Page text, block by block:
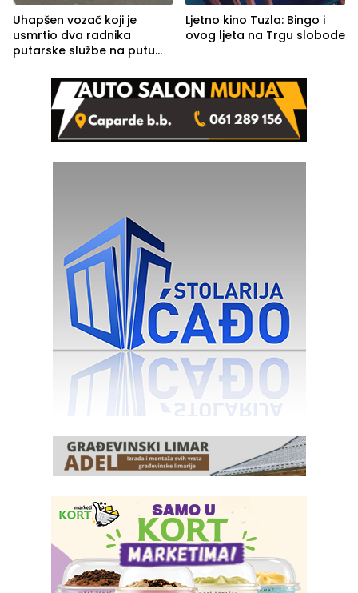
Uhapšen vozač koji je
usmrtio dva radnika
putarske službe na putu
(FOTO)
Ljetno kino Tuzla: Bingo i
ovog ljeta na Trgu slobode